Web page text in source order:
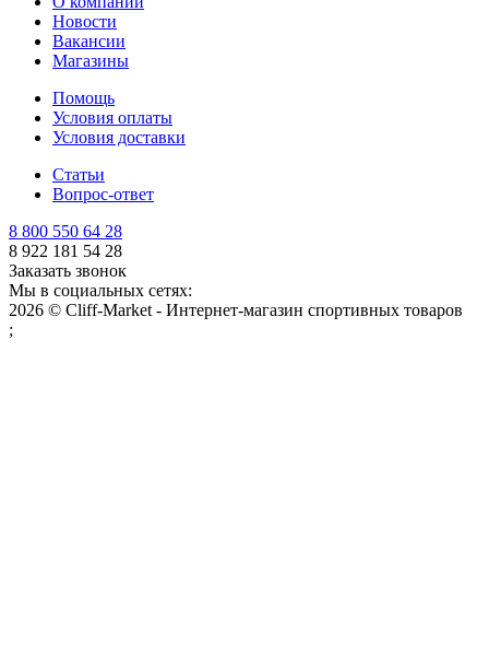
Новости
Вакансии
Магазины
Помощь
Условия оплаты
Условия доставки
Статьи
Вопрос-ответ
8 800 550 64 28
8 922 181 54 28
Заказать звонок
Мы в социальных сетях:
2026 © Cliff-Market - Интернет-магазин спортивных товаров
;